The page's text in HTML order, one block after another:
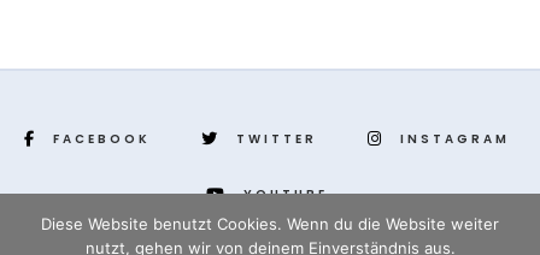
FACEBOOK TWITTER INSTAGRAM
YOUTUBE
Diese Website benutzt Cookies. Wenn du die Website weiter
nutzt, gehen wir von deinem Einverständnis aus.